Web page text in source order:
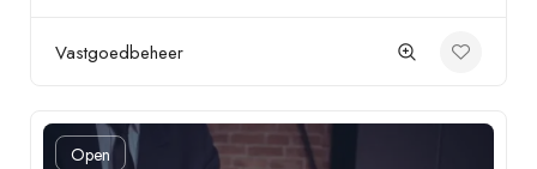
Vastgoedbeheer
Open